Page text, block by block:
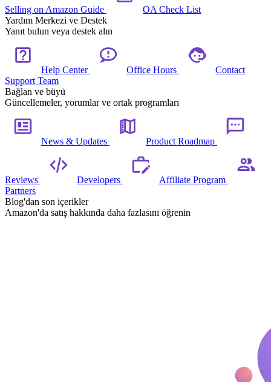
Selling on Amazon Guide
OA Check List
Yardım Merkezi ve Destek
Yanıt bulun veya destek alın
Help Center Office Hours
Contact
Support Team
Bağlan ve büyü
Güncellemeler, yorumlar ve ortak programları
News & Updates Product Roadmap
Reviews Developers
Affiliate Program
Partners
Blog'dan son içerikler
Amazon'da satış hakkında daha fazlasını öğrenin